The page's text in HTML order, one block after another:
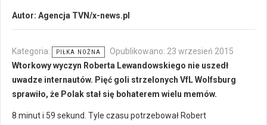
Autor: Agencja TVN/x-news.pl
Kategoria: PIŁKA NOŻNA
Opublikowano: 23 wrzesień 2015
Wtorkowy wyczyn Roberta Lewandowskiego nie uszedł
uwadze internautów. Pięć goli strzelonych VfL Wolfsburg
sprawiło, że Polak stał się bohaterem wielu memów.
8 minut i 59 sekund. Tyle czasu potrzebował Robert